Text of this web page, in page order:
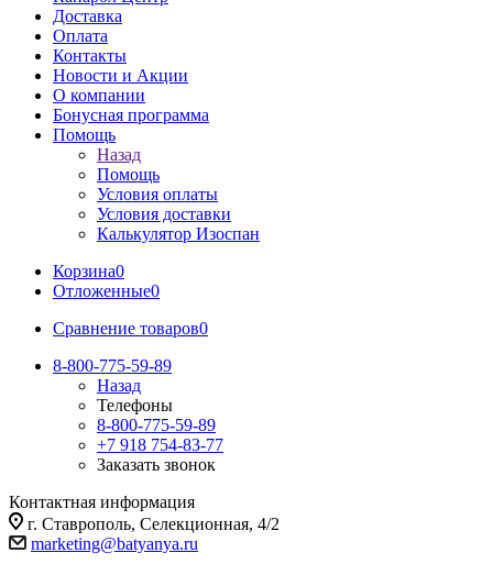
Доставка
Оплата
Контакты
Новости и Акции
О компании
Бонусная программа
Помощь
Назад
Помощь
Условия оплаты
Условия доставки
Калькулятор Изоспан
Корзина0
Отложенные0
Сравнение товаров0
8-800-775-59-89
Назад
Телефоны
8-800-775-59-89
+7 918 754-83-77
Заказать звонок
Контактная информация
г. Ставрополь, Селекционная, 4/2
marketing@batyanya.ru